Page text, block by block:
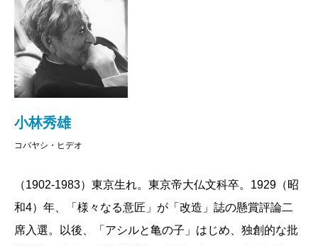
小林秀雄
コバヤシ・ヒデオ
（1902-1983）東京生れ。東京帝大仏文科卒。1929（昭
和4）年、「様々なる意匠」が「改造」誌の懸賞評論二
席入選。以後、「アシルと亀の子」はじめ、独創的な批